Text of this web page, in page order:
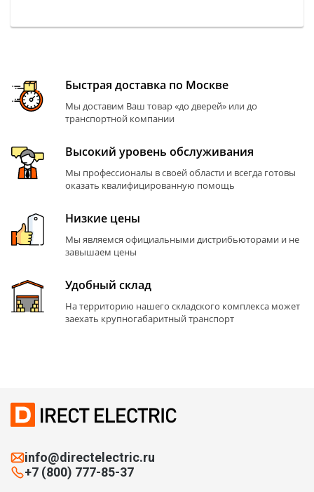
Быстрая доставка по Москве
Мы доставим Ваш товар «до дверей» или до
транспортной компании
Высокий уровень обслуживания
Мы профессионалы в своей области и всегда готовы
оказать квалифицированную помощь
Низкие цены
Мы являемся официальными дистрибьюторами и не
завышаем цены
Удобный склад
На территорию нашего складского комплекса может
заехать крупногабаритный транспорт
info@directelectric.ru
+7 (800) 777-85-37